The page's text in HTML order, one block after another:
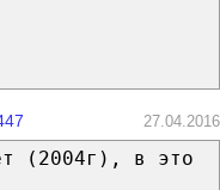
27.04.2016
(2004г), в это